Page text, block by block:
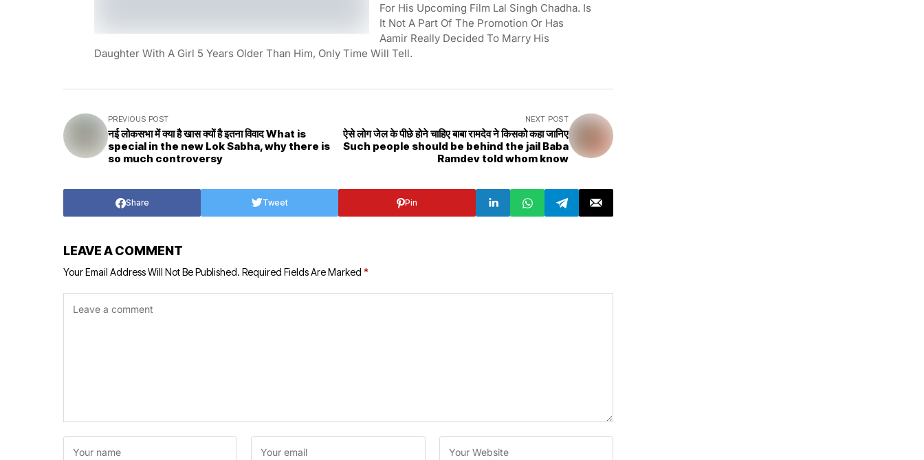
For His Upcoming Film Lal Singh Chadha. Is
It Not A Part Of The Promotion Or Has
Aamir Really Decided To Marry His
Daughter With A Girl 5 Years Older Than Him, Only Time Will Tell.
PREVIOUS POST
नई लोकसभा में क्या है खास क्यों है इतना विवाद What is
special in the new Lok Sabha, why there is
so much controversy
NEXT POST
ऐसे लोग जेल के पीछे होने चाहिए बाबा रामदेव ने किसको कहा जानिए
Such people should be behind the jail Baba
Ramdev told whom know
Share Tweet Pin
LEAVE A COMMENT
Your Email Address Will Not Be Published. Required Fields Are Marked *